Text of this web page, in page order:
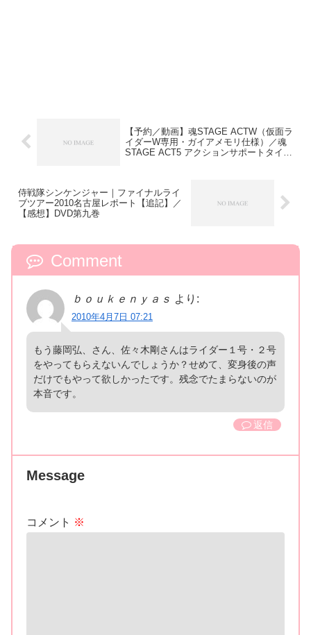
【予約／動画】魂STAGE ACTW（仮面ラ
イダーW専用・ガイアメモリ仕様）／魂
STAGE ACT5 アクションサポートタイプ
侍戦隊シンケンジャー｜ファイナルライ
ブツアー2010名古屋レポート【追記】／
【感想】DVD第九巻
Comment
ｂｏｕｋｅｎｙａｓ より:
2010年4月7日 07:21
もう藤岡弘、さん、佐々木剛さんはライダー１号・２号
をやってもらえないんでしょうか？せめて、変身後の声
だけでもやって欲しかったです。残念でたまらないのが
本音です。
返信
Message
コメント ※